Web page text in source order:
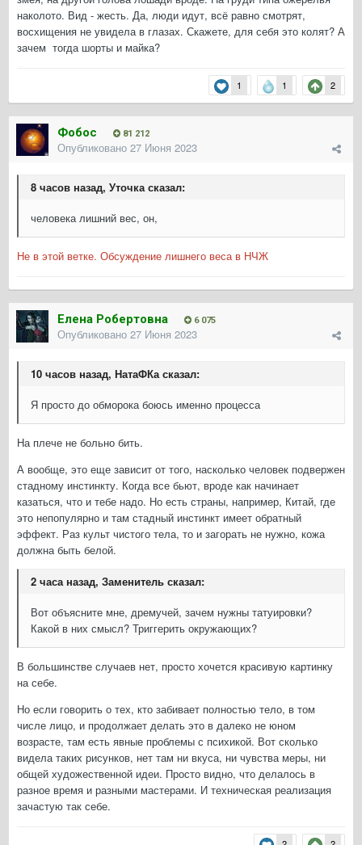
наколото. Вид - жесть. Да, люди идут, всё равно смотрят,
восхищения не увидела в глазах. Скажете, для себя это колят? А
зачем тогда шорты и майка?
1 1 2
Фобос 81 212
Опубликовано 27 Июня 2023
8 часов назад, Уточка сказал:
человека лишний вес, он,
Не в этой ветке. Обсуждение лишнего веса в НЧЖ
Елена Робертовна 6 075
Опубликовано 27 Июня 2023
10 часов назад, НатаФКа сказал:
Я просто до обморока боюсь именно процесса
На плече не больно бить.
А вообще, это еще зависит от того, насколько человек подвержен
стадному инстинкту. Когда все бьют, вроде как начинает
казаться, что и тебе надо. Но есть страны, например, Китай, где
это непопулярно и там стадный инстинкт имеет обратный
эффект. Раз культ чистого тела, то и загорать не нужно, кожа
должна быть белой.
2 часа назад, Заменитель сказал:
Вот объясните мне, дремучей, зачем нужны татуировки?
Какой в них смысл? Триггерить окружающих?
В большинстве случаев нет, просто хочется красивую картинку
на себе.
Но если говорить о тех, кто забивает полностью тело, в том
числе лицо, и продолжает делать это в далеко не юном
возрасте, там есть явные проблемы с психикой. Вот сколько
видела таких рисунков, нет там ни вкуса, ни чувства меры, ни
общей художественной идеи. Просто видно, что делалось в
разное время и разными мастерами. И техническая реализация
зачастую так себе.